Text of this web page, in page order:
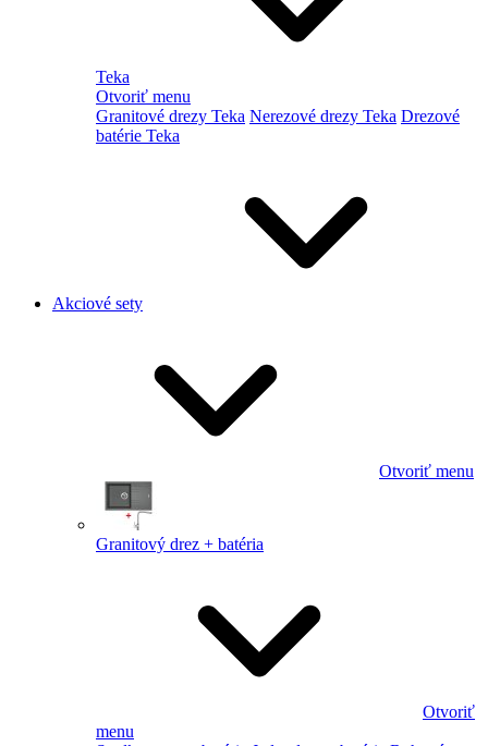
Teka
Otvoriť menu
Granitové drezy Teka Nerezové drezy Teka Drezové
batérie Teka
Akciové sety
Otvoriť menu
Granitový drez + batéria
Otvoriť
menu